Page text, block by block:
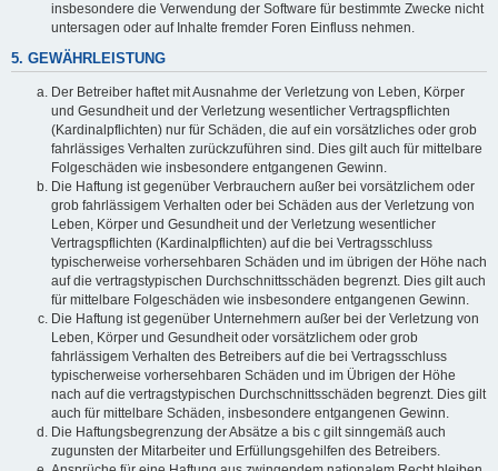
insbesondere die Verwendung der Software für bestimmte Zwecke nicht
untersagen oder auf Inhalte fremder Foren Einfluss nehmen.
5. GEWÄHRLEISTUNG
Der Betreiber haftet mit Ausnahme der Verletzung von Leben, Körper
und Gesundheit und der Verletzung wesentlicher Vertragspflichten
(Kardinalpflichten) nur für Schäden, die auf ein vorsätzliches oder grob
fahrlässiges Verhalten zurückzuführen sind. Dies gilt auch für mittelbare
Folgeschäden wie insbesondere entgangenen Gewinn.
Die Haftung ist gegenüber Verbrauchern außer bei vorsätzlichem oder
grob fahrlässigem Verhalten oder bei Schäden aus der Verletzung von
Leben, Körper und Gesundheit und der Verletzung wesentlicher
Vertragspflichten (Kardinalpflichten) auf die bei Vertragsschluss
typischerweise vorhersehbaren Schäden und im übrigen der Höhe nach
auf die vertragstypischen Durchschnittsschäden begrenzt. Dies gilt auch
für mittelbare Folgeschäden wie insbesondere entgangenen Gewinn.
Die Haftung ist gegenüber Unternehmern außer bei der Verletzung von
Leben, Körper und Gesundheit oder vorsätzlichem oder grob
fahrlässigem Verhalten des Betreibers auf die bei Vertragsschluss
typischerweise vorhersehbaren Schäden und im Übrigen der Höhe
nach auf die vertragstypischen Durchschnittsschäden begrenzt. Dies gilt
auch für mittelbare Schäden, insbesondere entgangenen Gewinn.
Die Haftungsbegrenzung der Absätze a bis c gilt sinngemäß auch
zugunsten der Mitarbeiter und Erfüllungsgehilfen des Betreibers.